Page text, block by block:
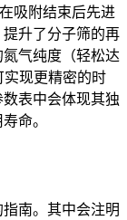
吸附结束后先进
升了分子筛的再
气纯度（轻松达
实现更精密的时
表中会体现其独
命。
南。其中会注明